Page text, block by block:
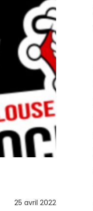
25 avril 2022